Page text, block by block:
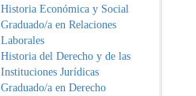
Historia Económica y Social
Graduado/a en Relaciones
Laborales
Historia del Derecho y de las
Instituciones Jurídicas
Graduado/a en Derecho